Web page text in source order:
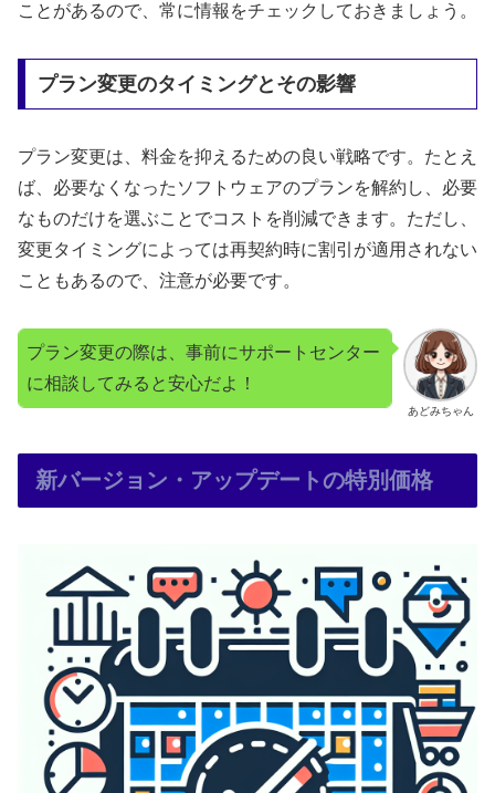
ことがあるので、常に情報をチェックしておきましょう。
プラン変更のタイミングとその影響
プラン変更は、料金を抑えるための良い戦略です。たとえ
ば、必要なくなったソフトウェアのプランを解約し、必要
なものだけを選ぶことでコストを削減できます。ただし、
変更タイミングによっては再契約時に割引が適用されない
こともあるので、注意が必要です。
あどみちゃん
プラン変更の際は、事前にサポートセンター
に相談してみると安心だよ！
新バージョン・アップデートの特別価格